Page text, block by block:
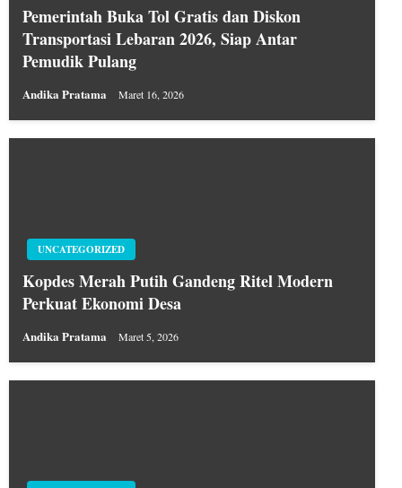
Pemerintah Buka Tol Gratis dan Diskon
Transportasi Lebaran 2026, Siap Antar
Pemudik Pulang
Andika Pratama Maret 16, 2026
UNCATEGORIZED
Kopdes Merah Putih Gandeng Ritel Modern
Perkuat Ekonomi Desa
Andika Pratama Maret 5, 2026